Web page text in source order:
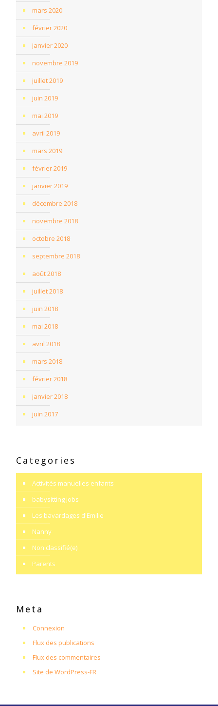
mars 2020
février 2020
janvier 2020
novembre 2019
juillet 2019
juin 2019
mai 2019
avril 2019
mars 2019
février 2019
janvier 2019
décembre 2018
novembre 2018
octobre 2018
septembre 2018
août 2018
juillet 2018
juin 2018
mai 2018
avril 2018
mars 2018
février 2018
janvier 2018
juin 2017
Categories
Activités manuelles enfants
babysitting jobs
Les bavardages d'Emilie
Nanny
Non classifié(e)
Parents
Meta
Connexion
Flux des publications
Flux des commentaires
Site de WordPress-FR